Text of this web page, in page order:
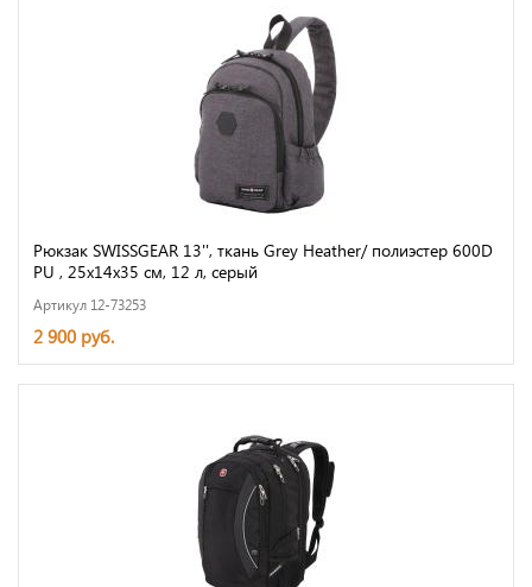
Рюкзак SWISSGEAR 13'', ткань Grey Heather/ полиэстер 600D
PU , 25х14х35 см, 12 л, серый
Артикул 12-73253
2 900 руб.